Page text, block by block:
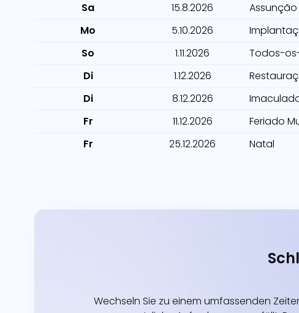
Sa
15.8.2026
Mo
5.10.2026
So
1.11.2026
Todos-
Di
1.12.2026
Di
8.12.2026
Fr
11.12.2026
Feriado
Fr
25.12.2026 Natal
Wechseln Sie zu einem umfassenden